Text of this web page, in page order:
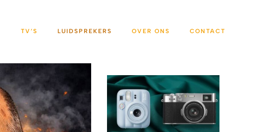
TV’S LUIDSPREKERS OVER ONS CONTACT